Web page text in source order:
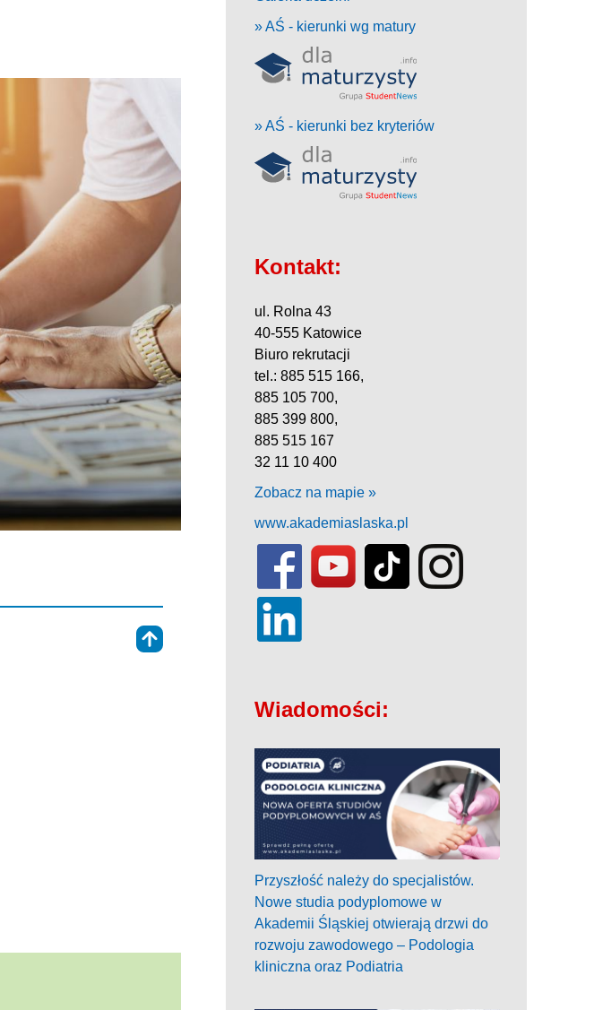
» AŚ - kierunki wg matury
» AŚ - kierunki bez kryteriów
Kontakt:
ul. Rolna 43
40-555 Katowice
Biuro rekrutacji
tel.: 885 515 166,
885 105 700,
885 399 800,
885 515 167
32 11 10 400
Zobacz na mapie »
www.akademiaslaska.pl
Wiadomości:
Przyszłość należy do specjalistów.
Nowe studia podyplomowe w
Akademii Śląskiej otwierają drzwi do
rozwoju zawodowego – Podologia
kliniczna oraz Podiatria